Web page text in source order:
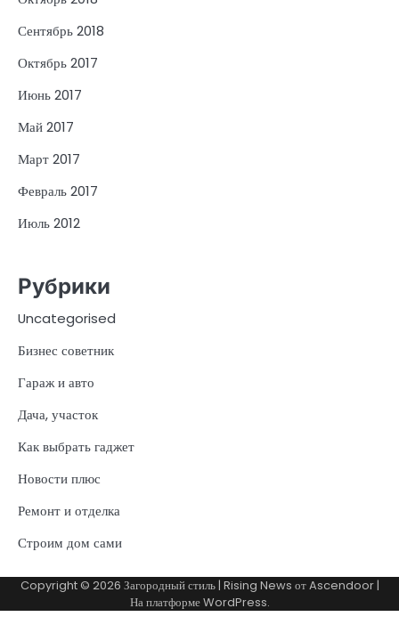
Сентябрь 2018
Октябрь 2017
Июнь 2017
Май 2017
Март 2017
Февраль 2017
Июль 2012
Рубрики
Uncategorised
Бизнес советник
Гараж и авто
Дача, участок
Как выбрать гаджет
Новости плюс
Ремонт и отделка
Строим дом сами
Copyright © 2026 Загородный стиль| Rising News отAscendoor|
На платформеWordPress.